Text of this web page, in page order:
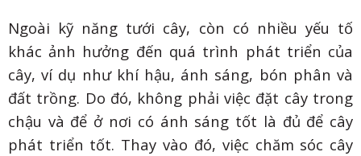
Ngoài kỹ năng tưới cây, còn có nhiều yếu tố
khác ảnh hưởng đến quá trình phát triển của
cây, ví dụ như khí hậu, ánh sáng, bón phân và
đất trồng. Do đó, không phải việc đặt cây trong
chậu và để ở nơi có ánh sáng tốt là đủ để cây
phát triển tốt. Thay vào đó, việc chăm sóc cây